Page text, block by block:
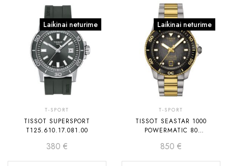
Laikinai neturime
T-SPORT
TISSOT SUPERSPORT
T125.610.17.081.00
380 €
Laikinai neturime
T-SPORT
TISSOT SEASTAR 1000
POWERMATIC 80
850 €